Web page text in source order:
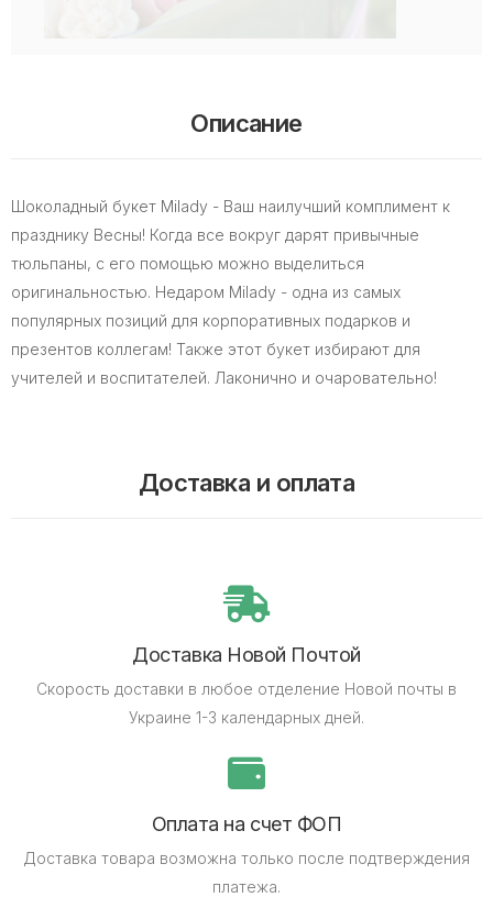
Описание
Шоколадный букет Milady - Ваш наилучший комплимент к
празднику Весны! Когда все вокруг дарят привычные
тюльпаны, с его помощью можно выделиться
оригинальностью. Недаром Milady - одна из самых
популярных позиций для корпоративных подарков и
презентов коллегам! Также этот букет избирают для
учителей и воспитателей. Лаконично и очаровательно!
Доставка и оплата
Доставка Новой Почтой
Скорость доставки в любое отделение Новой почты в
Украине 1-3 календарных дней.
Оплата на счет ФОП
Доставка товара возможна только после подтверждения
платежа.